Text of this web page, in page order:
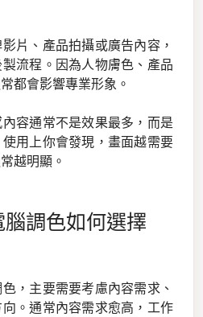
片、產品拍攝或廣告內容，
流程。因為人物膚色、產品
都會影響專業形象。
容通常不是效果最多，而是
用上你會發現，畫面越需要
越明顯。
調色如何選擇
，主要需要考慮內容需求、
。通常內容需求愈高，工作